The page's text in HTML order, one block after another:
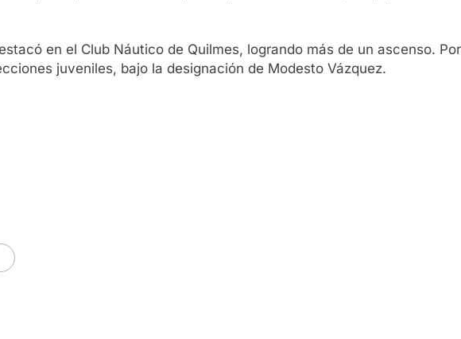
en el Club Náutico de Quilmes, logrando más de un ascenso.
juveniles, bajo la designación de Modesto Vázquez.